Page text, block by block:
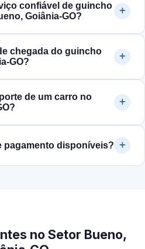
confiável de guincho
Goiânia‑GO?
chegada do guincho
de um carro no
pagamento disponíveis?
no Setor Bueno,